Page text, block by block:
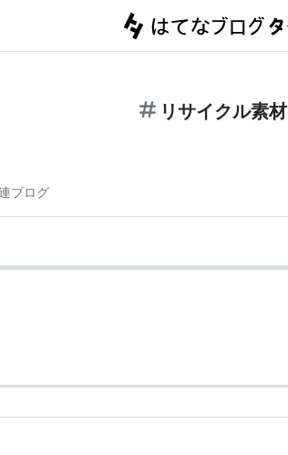
リサイクル素材
ブログ